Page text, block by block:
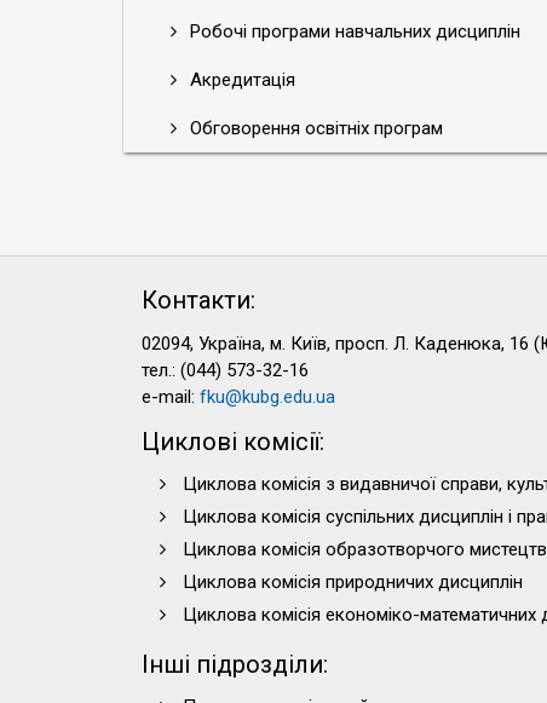
Робочі програми навчальних дисциплін
Акредитація
Обговорення освітніх програм
Контакти:
02094, Україна, м. Київ, просп. Л. Каденюка, 16
тел.: (044) 573-32-16
e-mail: fku@kubg.edu.ua
Циклові комісії:
Циклова комісія з видавничої справи,
Циклова комісія суспільних дисциплін і
Циклова комісія образотворчого
Циклова комісія природничих дисциплін
Циклова комісія економіко-математичних
Інші підрозділи: